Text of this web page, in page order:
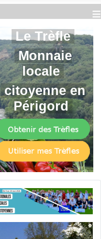
≡
Le Trèfle
Monnaie
locale
citoyenne en
Périgord